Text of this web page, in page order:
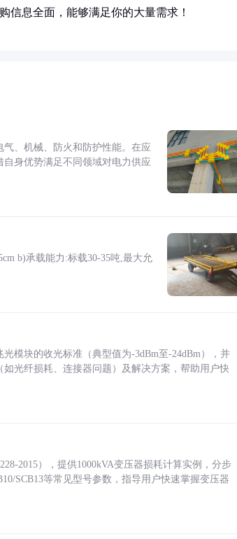
信息全面，能够满足你的大量需求！
、机械、防火和防护性能。在应
身优势满足不同领域对电力供应
b)承载能力:标载30-35吨,最大允
模块的收光标准（典型值为-3dBm至-24dBm），并
光纤损耗、连接器问题）及解决方案，帮助用户快
2015），提供1000kVA变压器损耗计算实例，分步
SCB13等常见型号参数，指导用户快速掌握变压器